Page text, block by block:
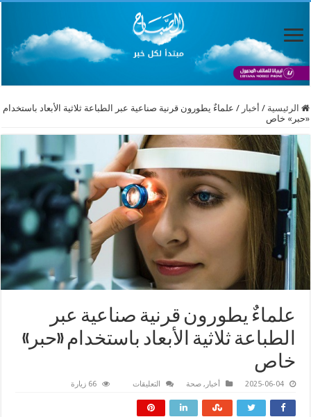
الرئيسية / أخبار / علماءٌ يطورون قرنية صناعية عبر الطباعة ثلاثية الأبعاد باستخدام
«حبر» خاص
علماءٌ يطورون قرنية صناعية عبر
الطباعة ثلاثية الأبعاد باستخدام «حبر»
خاص
2025-06-04 أخبار ,صحة التعليقات 66 زيارة